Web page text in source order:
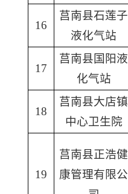
16
莒南县石莲子
液化气站
17
莒南县国阳液
化气站
18
莒南县大店镇
中心卫生院
19
莒南县正浩健
康管理有限公